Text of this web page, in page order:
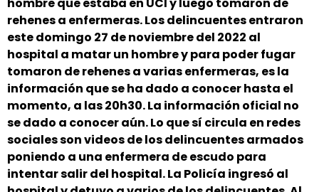
rehenes a enfermeras. Los delincuentes entraron
este domingo 27 de noviembre del 2022 al
hospital a matar un hombre y para poder fugar
tomaron de rehenes a varias enfermeras, es la
información que se ha dado a conocer hasta el
momento, a las 20h30. La información oficial no
se dado a conocer aún. Lo que sí circula en redes
sociales son videos de los delincuentes armados
poniendo a una enfermera de escudo para
intentar salir del hospital. La Policía ingresó al